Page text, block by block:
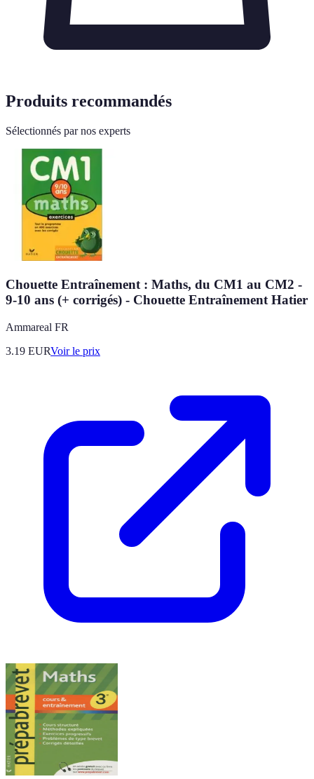
Produits recommandés
Sélectionnés par nos experts
Chouette Entraînement : Maths, du CM1 au CM2 -
9-10 ans (+ corrigés) - Chouette Entraînement Hatier
Ammareal FR
3.19 EURVoir le prix